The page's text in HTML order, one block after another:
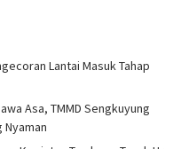
Lantai Masuk Tahap
Asa, TMMD Sengkuyung
Nyaman